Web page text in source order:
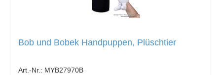
Bob und Bobek Handpuppen, Plüschtier
Art.-Nr.: MYB27970B